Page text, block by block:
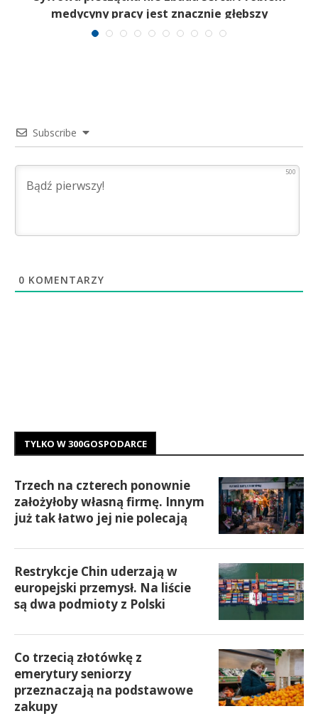
medycyny pracy jest znacznie głębszy
Subscribe
500
0 KOMENTARZY
TYLKO W 300GOSPODARCE
Trzech na czterech ponownie
założyłoby własną firmę. Innym
już tak łatwo jej nie polecają
Restrykcje Chin uderzają w
europejski przemysł. Na liście
są dwa podmioty z Polski
Co trzecią złotówkę z
emerytury seniorzy
przeznaczają na podstawowe
zakupy